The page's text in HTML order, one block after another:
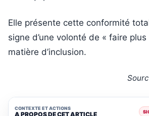
Elle présente cette conformité
signe d’une volonté de « faire
matière d’inclusion.
CONTEXTE ET ACTIONS
A PROPOS DE CET ARTICLE